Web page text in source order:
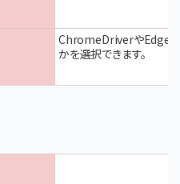
ChromeDriverや
かを選択できます。